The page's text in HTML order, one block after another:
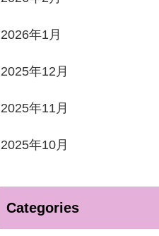
2026年1月
2025年12月
2025年11月
2025年10月
Categories